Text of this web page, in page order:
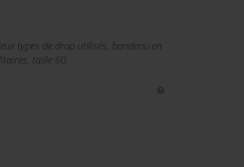
types de drap utilisés, bandeau en
taille 60.